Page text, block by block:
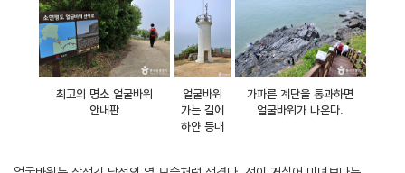
최고의 명소 얼굴바위
안내판
얼굴바위
가는 길에
하얀 등대
가파른 계단을 통과하면
얼굴바위가 나온다.